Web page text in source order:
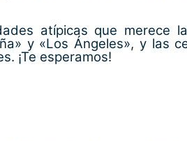
atípicas que merece
y «Los Ángeles», y las
¡Te esperamos!